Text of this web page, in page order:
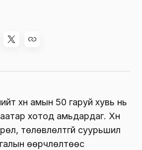
хүн амын 50 гаруй хувь нь
хотод амьдардаг. Хүн
төлөвлөлтгүй суурьшил
өөрчлөлтөөс